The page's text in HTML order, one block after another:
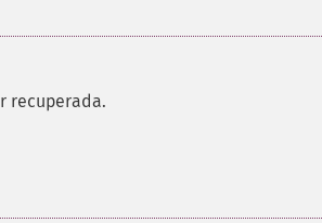
recuperada.